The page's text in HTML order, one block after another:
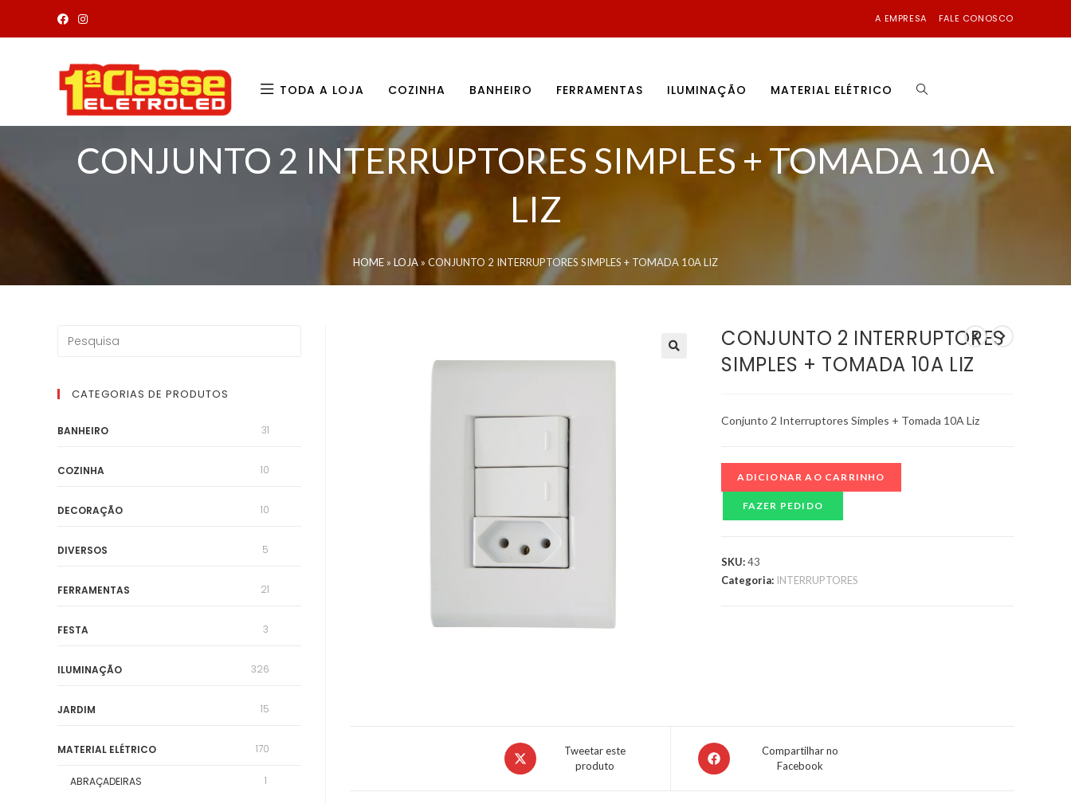
A EMPRESA FALE CONOSCO
TODA A LOJA COZINHA BANHEIRO FERRAMENTAS ILUMINAÇÃO MATERIAL ELÉTRICO
CONJUNTO 2 INTERRUPTORES SIMPLES + TOMADA 10A
LIZ
HOME » LOJA » CONJUNTO 2 INTERRUPTORES SIMPLES + TOMADA 10A LIZ
CONJUNTO 2 INTERRUPTORES
SIMPLES + TOMADA 10A LIZ
Conjunto 2 Interruptores Simples + Tomada 10A Liz
ADICIONAR AO CARRINHO
FAZER PEDIDO
SKU:43
Categoria: INTERRUPTORES
Tweetar este
produto
Compartilhar no
Facebook
CATEGORIAS DE PRODUTOS
BANHEIRO 31
COZINHA 10
DECORAÇÃO 10
DIVERSOS 5
FERRAMENTAS 21
FESTA 3
ILUMINAÇÃO 326
JARDIM 15
MATERIAL ELÉTRICO 170
ABRAÇADEIRAS 1